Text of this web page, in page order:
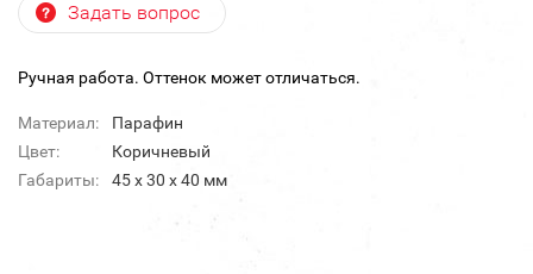
Задать вопрос
Ручная работа. Оттенок может отличаться.
Материал:
Парафин
Цвет:
Коричневый
Габариты:
45 x 30 x 40 мм